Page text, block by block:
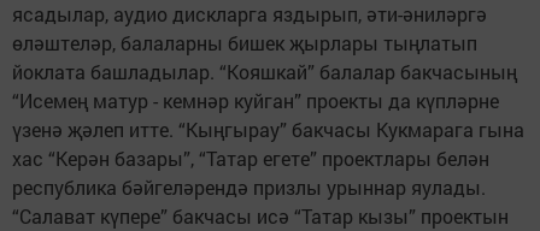
ясадылар, аудио дискларга яздырып, әти-әниләргә
өләштеләр, балаларны бишек җырлары тыңлатып
йоклата башладылар. “Кояшкай” балалар бакчасының
“Исемең матур - кемнәр куйган” проекты да күпләрне
үзенә җәлеп итте. “Кыңгырау” бакчасы Кукмарага гына
хас “Керән базары”, “Татар егете” проектлары белән
республика бәйгеләрендә призлы урыннар яулады.
“Салават күпере” бакчасы исә “Татар кызы” проектын